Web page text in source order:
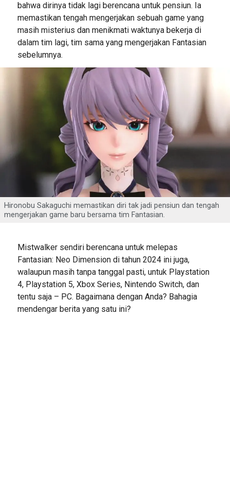
bahwa dirinya tidak lagi berencana untuk pensiun. Ia
memastikan tengah mengerjakan sebuah game yang
masih misterius dan menikmati waktunya bekerja di
dalam tim lagi, tim sama yang mengerjakan Fantasian
sebelumnya.
Hironobu Sakaguchi memastikan diri tak jadi pensiun dan tengah
mengerjakan game baru bersama tim Fantasian.
Mistwalker sendiri berencana untuk melepas
Fantasian: Neo Dimension di tahun 2024 ini juga,
walaupun masih tanpa tanggal pasti, untuk Playstation
4, Playstation 5, Xbox Series, Nintendo Switch, dan
tentu saja – PC. Bagaimana dengan Anda? Bahagia
mendengar berita yang satu ini?